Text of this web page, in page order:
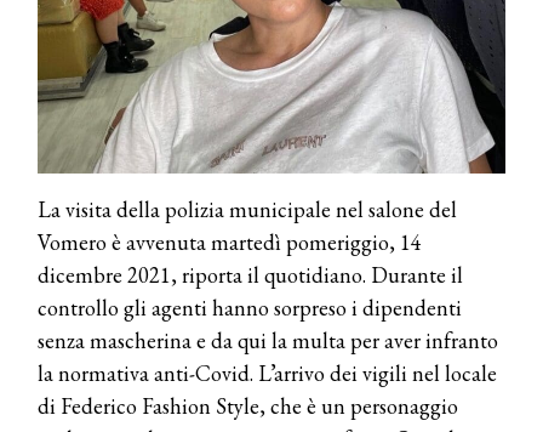
La visita della polizia municipale nel salone del
Vomero è avvenuta martedì pomeriggio, 14
dicembre 2021, riporta il quotidiano. Durante il
controllo gli agenti hanno sorpreso i dipendenti
senza mascherina e da qui la multa per aver infranto
la normativa anti-Covid. L’arrivo dei vigili nel locale
di Federico Fashion Style, che è un personaggio